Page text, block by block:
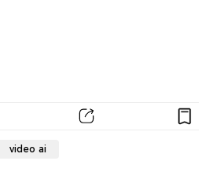
video ai